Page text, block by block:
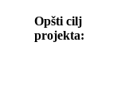
Opšti cilj
projekta: